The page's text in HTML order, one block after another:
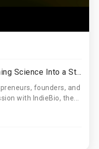
Lessons From IndieBio: Turning Science Into a Startup
founders, and
with IndieBio, the...